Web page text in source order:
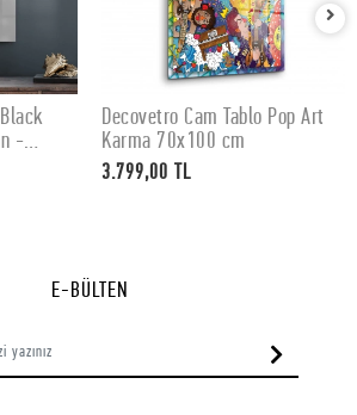
-
SEPETE EKLE
Decovetro Cam Tablo Pop Art
Karma 70x100 cm
3.799,00 TL
E-BÜLTEN